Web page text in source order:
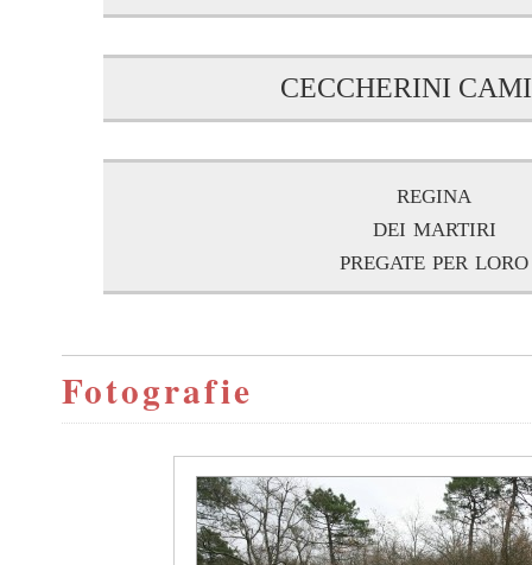
CECCHERINI
regina
dei martiri
pregate per loro
Fotografie